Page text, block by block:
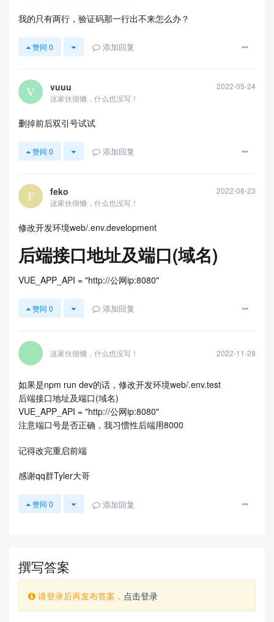
我的只有两行，验证码那一行出不来怎么办？
赞同 0 添加回复
vuuu
2022-05-24
这家伙很懒，什么也没写！
删掉前后双引号试试
赞同 0 添加回复
feko
2022-08-23
这家伙很懒，什么也没写！
修改开发环境web/.env.development
后端接口地址及端口(域名)
VUE_APP_API = "http://公网ip:8080"
赞同 0 添加回复
2022-11-28
这家伙很懒，什么也没写！
如果是npm run dev的话，修改开发环境web/.env.test
后端接口地址及端口(域名)
VUE_APP_API = "http://公网ip:8080"
注意端口号是否正确，我习惯性后端用8000
记得改完重启前端
感谢qq群Tyler大哥
赞同 0 添加回复
撰写答案
请登录后再发布答案， 点击登录